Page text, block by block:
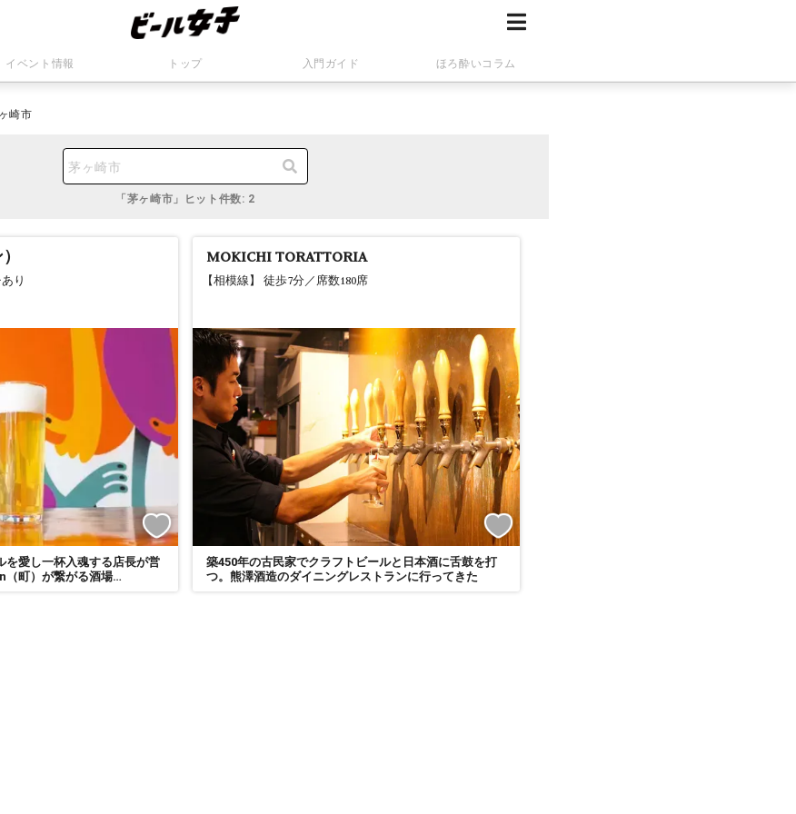
イベント情報 トップ 入門ガイド ほろ酔いコラム
崎市
茅ヶ崎市
「茅ヶ崎市」ヒット件数: 2
り
を愛し一杯入魂する店長が営
町）が繋がる酒場
MOKICHI TORATTORIA
【相模線】 徒歩7分／席数180席
築450年の古民家でクラフトビールと日本酒に舌鼓を打
つ。熊澤酒造のダイニングレストランに行ってきた